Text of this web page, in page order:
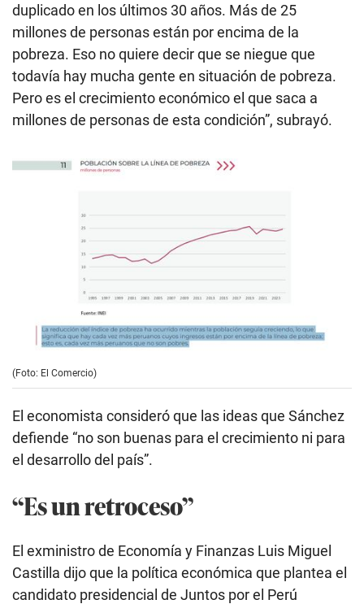
duplicado en los últimos 30 años. Más de 25
millones de personas están por encima de la
pobreza. Eso no quiere decir que se niegue que
todavía hay mucha gente en situación de pobreza.
Pero es el crecimiento económico el que saca a
millones de personas de esta condición”, subrayó.
(Foto: El Comercio)
El economista consideró que las ideas que Sánchez
defiende “no son buenas para el crecimiento ni para
el desarrollo del país”.
“Es un retroceso”
El exministro de Economía y Finanzas Luis Miguel
Castilla dijo que la política económica que plantea el
candidato presidencial de Juntos por el Perú